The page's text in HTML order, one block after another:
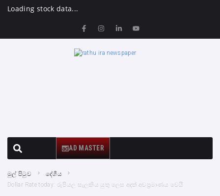
Loading stock data...
AD MASTER
මුල් පිටුව
දේශීය
Dollar Rate today: රුපියල සැලකිය යුතු ලෙස අදත් අවප්‍රමාණය වෙයි